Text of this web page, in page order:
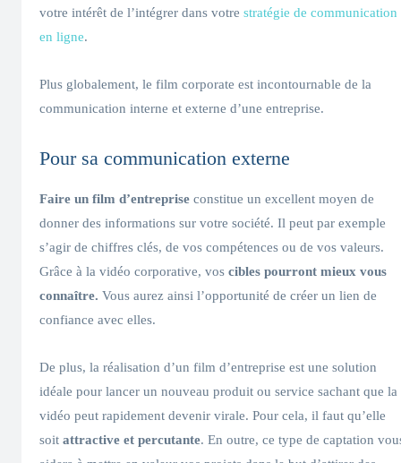
votre intérêt de l’intégrer dans votre stratégie de communication
en ligne.
Plus globalement, le film corporate est incontournable de la
communication interne et externe d’une entreprise.
Pour sa communication externe
Faire un film d’entreprise constitue un excellent moyen de
donner des informations sur votre société. Il peut par exemple
s’agir de chiffres clés, de vos compétences ou de vos valeurs.
Grâce à la vidéo corporative, vos cibles pourront mieux vous
connaître. Vous aurez ainsi l’opportunité de créer un lien de
confiance avec elles.
De plus, la réalisation d’un film d’entreprise est une solution
idéale pour lancer un nouveau produit ou service sachant que la
vidéo peut rapidement devenir virale. Pour cela, il faut qu’elle
soit attractive et percutante. En outre, ce type de captation